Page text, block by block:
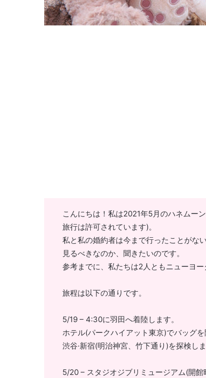
こんにちは！私は2021年5月のハネムー
旅行は許可されています)。
私と私の婚約者は今まで行ったことがな
見るべきなのか、聞きたいのです。
参考までに、私たちは2人ともニューヨ
旅程は以下の通りです。
5/19 – 4:30に羽田へ着陸します。
ホテル(パークハイアット東京)でバッグを
渋谷·新宿(明治神宮、竹下通り)を探検しま
5/20 – スタジオジブリミュージアム(開